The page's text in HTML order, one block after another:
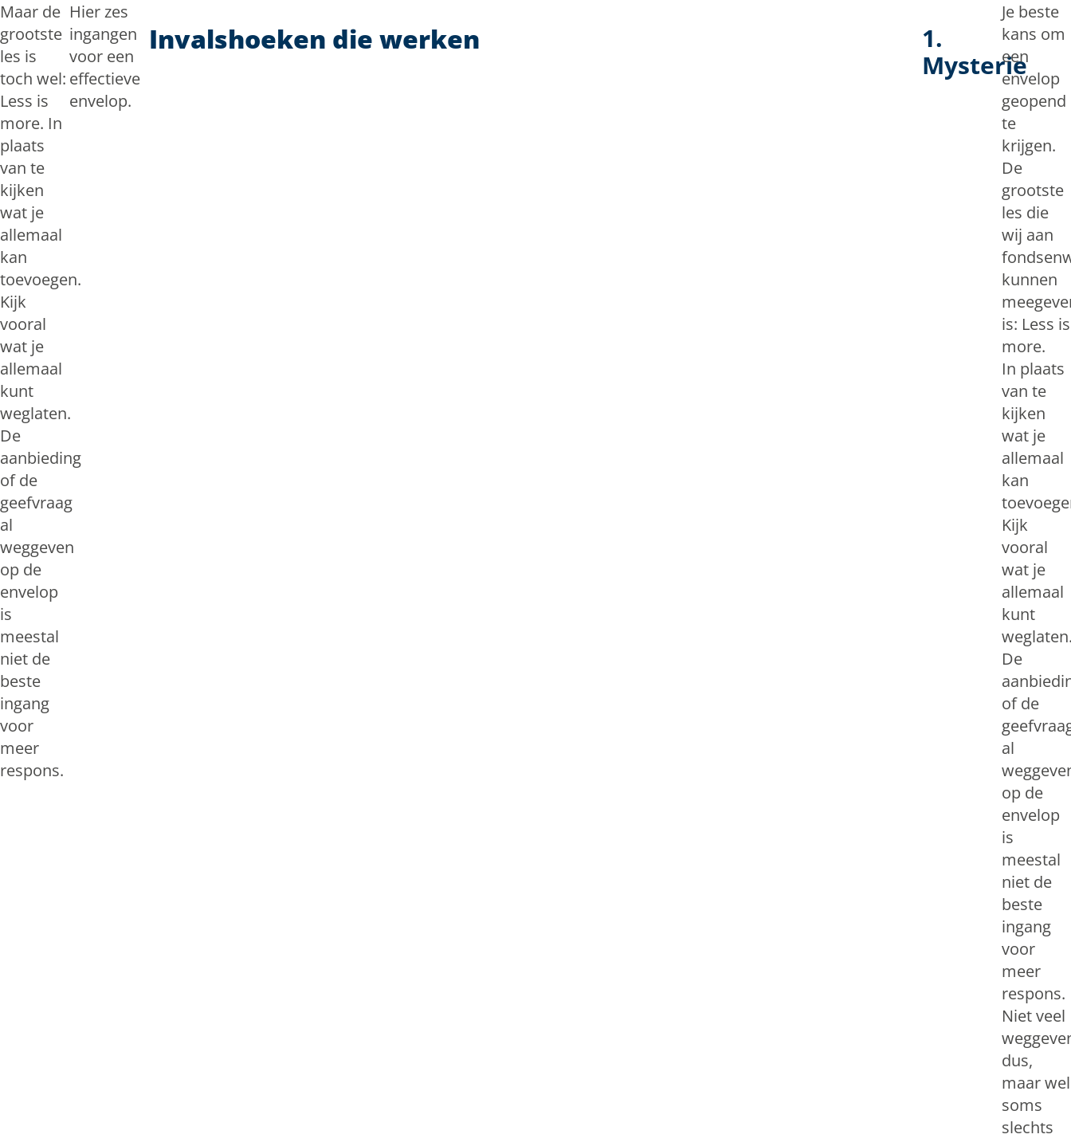
Maar de
grootste
les is
toch wel:
Less is
more. In
plaats
van te
kijken
wat je
allemaal
kan
toevoegen.
Kijk
vooral
wat je
allemaal
kunt
weglaten.
De
aanbieding
of de
geefvraag
al
weggeven
op de
envelop
is
meestal
niet de
beste
ingang
voor
meer
respons.
Hier zes
ingangen
voor een
effectieve
envelop.
Invalshoeken die werken
1.
Mysterie
Je beste
kans om
een
envelop
geopend
te
krijgen.
De
grootste
les die
wij aan
kunnen
is: Less is
more.
In plaats
van te
kijken
wat je
allemaal
kan
Kijk
vooral
wat je
allemaal
kunt
De
of de
al
op de
envelop
is
meestal
niet de
beste
ingang
voor
meer
respons.
Niet veel
dus,
maar wel
soms
slechts